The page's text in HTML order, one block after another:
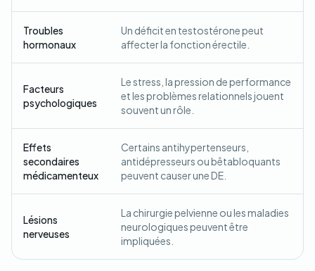
Troubles
hormonaux
Un déficit en testostérone peut
affecter la fonction érectile.
Facteurs
psychologiques
Le stress, la pression de performance
et les problèmes relationnels jouent
souvent un rôle.
Effets
secondaires
médicamenteux
Certains antihypertenseurs,
antidépresseurs ou bêtabloquants
peuvent causer une DE.
Lésions
nerveuses
La chirurgie pelvienne ou les maladies
neurologiques peuvent être
impliquées.